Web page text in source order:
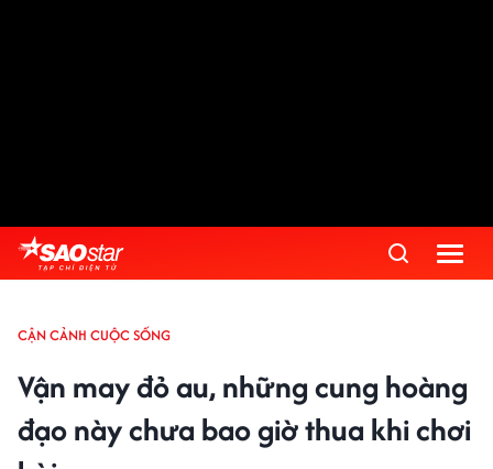
CẬN CẢNH CUỘC SỐNG
Vận may đỏ au, những cung hoàng
đạo này chưa bao giờ thua khi chơi